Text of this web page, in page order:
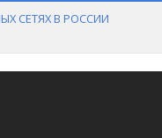
СЕТЯХ В РОССИИ